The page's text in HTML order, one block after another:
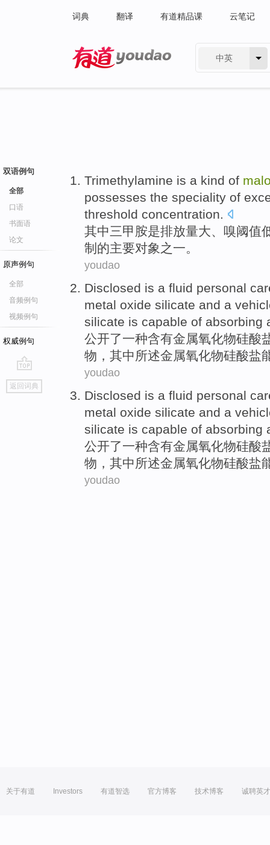
词典 翻译 有道精品课 云笔记
中英
双语例句
全部
口语
书面语
论文
原声例句
全部
音频例句
视频例句
权威例句
go
top
返回词典
Trimethylamine is a kind of
possesses the speciality of
threshold concentration.
其中三甲 胺是排放量大、嗅阈值
制 的主要对象 之一。
youdao
Disclosed is a fluid personal
metal oxide silicate and a
silicate is capable of absorbing
公开了一种含有金属氧化物硅酸
物， 其中所述金属氧化物硅酸盐
youdao
Disclosed is a fluid personal
metal oxide silicate and a
silicate is capable of absorbing
公开了一种含有金属氧化物硅酸
物， 其中所述金属氧化物硅酸盐
youdao
关于有道 Investors 有道智选 官方博客 技术博客 诚聘英才